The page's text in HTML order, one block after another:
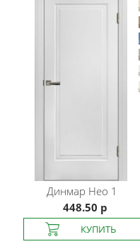
Динмар Нео 1
448.50 р